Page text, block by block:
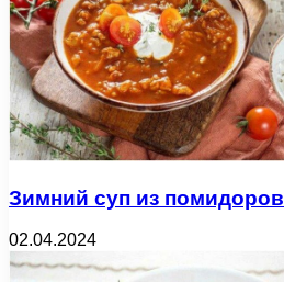
Зимний суп из помидоров
02.04.2024